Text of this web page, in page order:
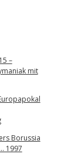
–
mit
Borussia
1997